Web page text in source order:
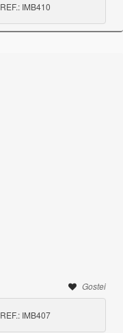
REF.: IMB410
Gostei
REF.: IMB407